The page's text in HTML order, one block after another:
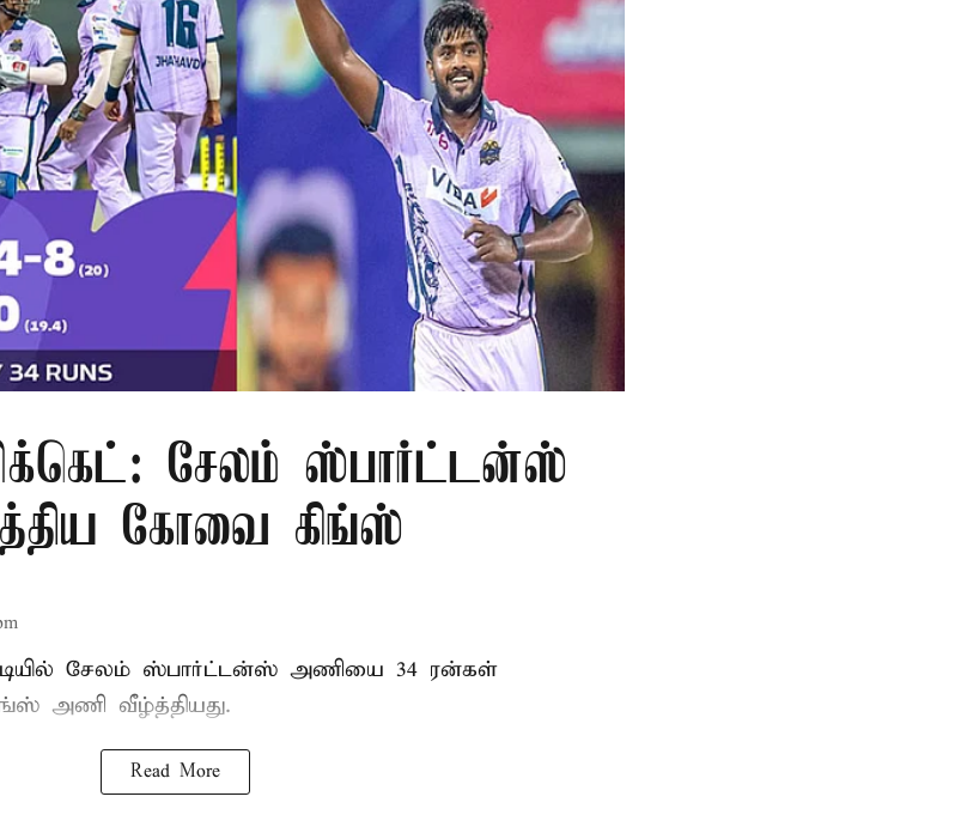
சேலம் ஸ்பார்ட்டன்ஸ்
கோவை கிங்ஸ்
சேலம் ஸ்பார்ட்டன்ஸ் அணியை 34 ரன்கள்
அணி வீழ்த்தியது.
Read More